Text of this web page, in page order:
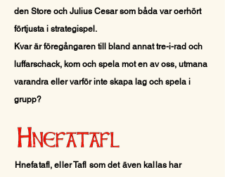
den Store och Julius Cesar som båda var oerhört
förtjusta i strategispel.
Kvar är föregångaren till bland annat tre-i-rad och
luffarschack, kom och spela mot en av oss, utmana
varandra eller varför inte skapa lag och spela i
grupp?
Hnefatafl, eller Tafl som det även kallas har